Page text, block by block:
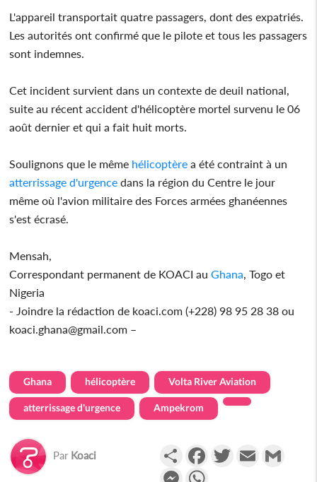
L'appareil transportait quatre passagers, dont des expatriés.
Les autorités ont confirmé que le pilote et tous les passagers
sont indemnes.
Cet incident survient dans un contexte de deuil national,
suite au récent accident d'hélicoptère mortel survenu le 06
août dernier et qui a fait huit morts.
Soulignons que le même hélicoptère a été contraint à un
atterrissage d'urgence dans la région du Centre le jour
même où l'avion militaire des Forces armées ghanéennes
s'est écrasé.
Mensah,
Correspondant permanent de KOACI auGhana , Togo et
Nigeria
- Joindre la rédaction de koaci.com (+228) 98 95 28 38 ou
koaci.ghana@gmail.com –
Ghana hélicoptère Volta River Aviation
atterrissage d'urgence Ampekrom
Par Koaci PartagerFacebookTwitterEmail
Messenger